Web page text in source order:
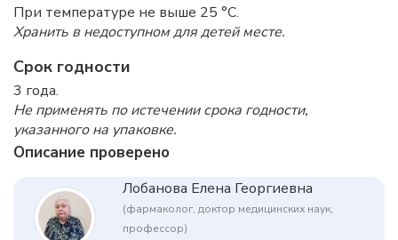
При температуре не выше 25 °C.
Хранить в недоступном для детей месте.
Срок годности
3 года.
Не применять по истечении срока годности,
указанного на упаковке.
Описание проверено
Лобанова Елена Георгиевна
(фармаколог, доктор медицинских наук,
профессор)